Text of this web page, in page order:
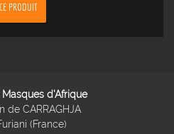
PRODUIT
d'Afrique
de CARRAGHJA
(France)